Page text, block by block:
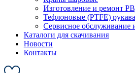
Изготовление и ремонт
Тефлоновые (PTFE) рукава
Сервисное обслуживание
Каталоги для скачивания
Новости
Контакты